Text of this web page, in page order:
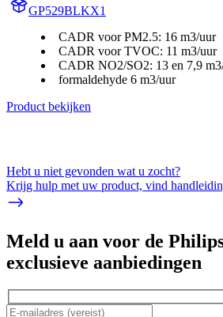
GP529BLKX1
CADR voor PM2.5: 16 m3/uur
CADR voor TVOC: 11 m3/uur
CADR NO2/SO2: 13 en 7,9
formaldehyde 6 m3/uur
Product bekijken
Hebt u niet gevonden wat u zocht?
Krijg hulp met uw product, vind
Meld u aan voor de
exclusieve aanbiedingen